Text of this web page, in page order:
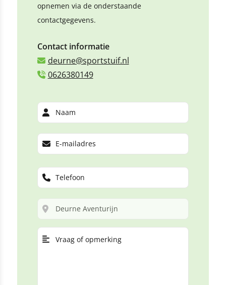
opnemen via de onderstaande
contactgegevens.
Contact informatie
deurne@sportstuif.nl
0626380149